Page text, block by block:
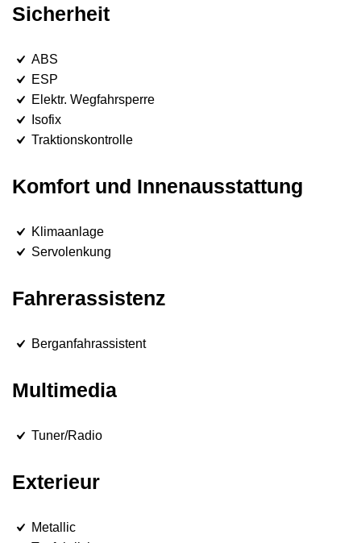
Sicherheit
ABS
ESP
Elektr. Wegfahrsperre
Isofix
Traktionskontrolle
Komfort und Innenausstattung
Klimaanlage
Servolenkung
Fahrerassistenz
Berganfahrassistent
Multimedia
Tuner/Radio
Exterieur
Metallic